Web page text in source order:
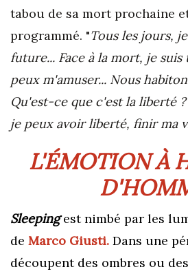
tabou de sa mort prochaine
programmé. "Tous les jours,
future... Face à la mort, je
peux m'amuser... Nous
Qu'est-ce que c'est la liberté
je peux avoir liberté, finir ma
L'ÉMOTION À
Sleeping est nimbé par les
de Marco Giusti. Dans une
découpent des ombres ou